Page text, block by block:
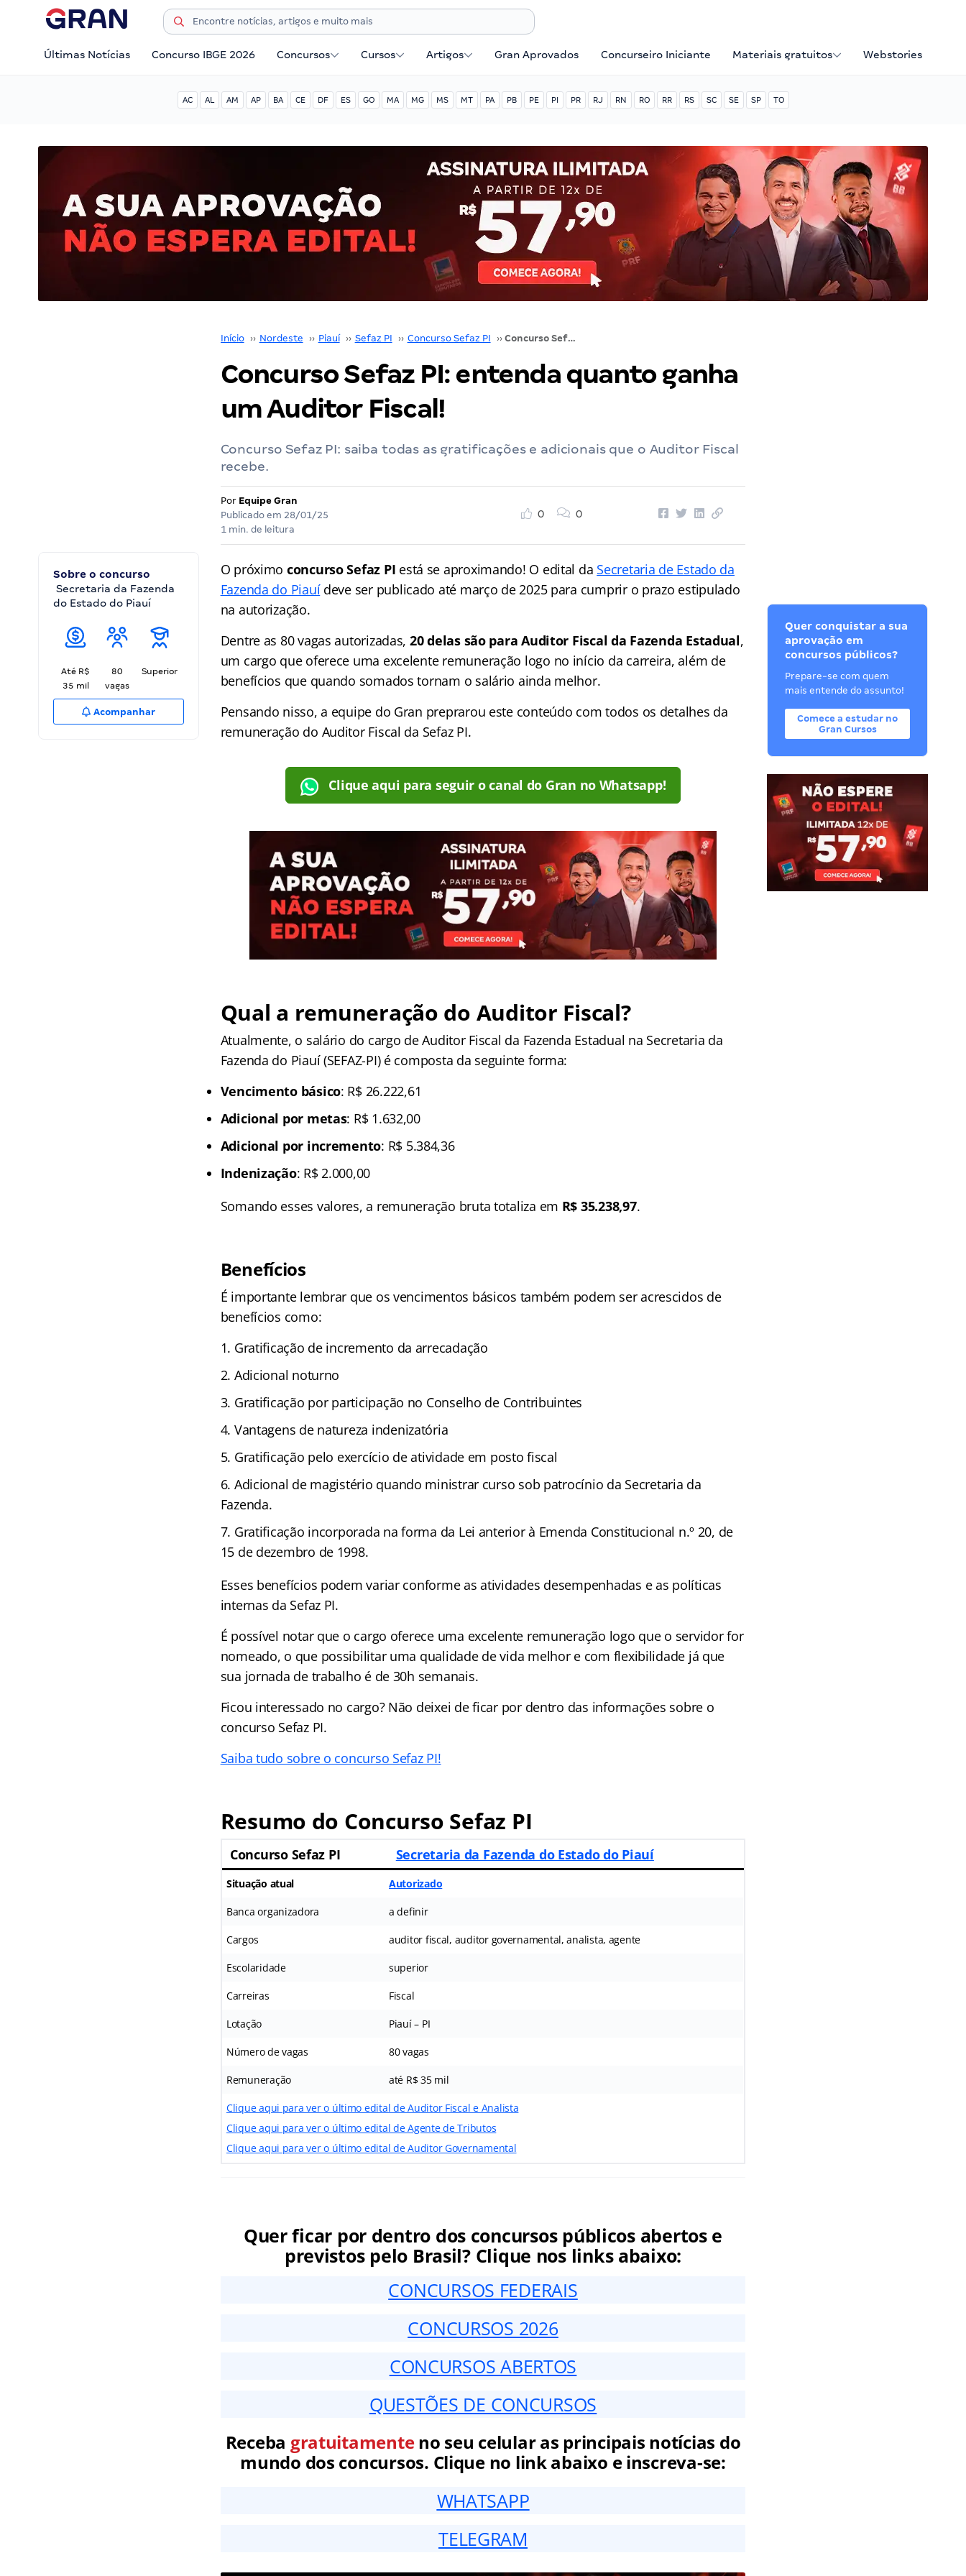
Últimas Notícias Concurso IBGE 2026 Concursos Cursos Artigos Gran Aprovados Concurseiro Iniciante Materiais gratuitos Webstories
AC AL AM AP BA CE DF ES GO MA MG MS MT PA PB PE PI PR RJ RN RO RR RS SC SE SP TO
Início ›› Nordeste ›› Piauí ›› Sefaz PI ›› Concurso Sefaz PI ›› Concurso Sefaz PI: entenda quanto ganha um Auditor Fiscal!
Concurso Sefaz PI: entenda quanto ganha
um Auditor Fiscal!
Concurso Sefaz PI: saiba todas as gratificações e adicionais que o Auditor Fiscal
recebe.
Por Equipe Gran
Publicado em 28/01/25
1 min. de leitura
0 0
Sobre o concurso
Secretaria da Fazenda
do Estado do Piauí
Até R$
35 mil
80
vagas
Superior
Acompanhar
O próximo concurso Sefaz PI está se aproximando! O edital da Secretaria de Estado da
Fazenda do Piauídeve ser publicado até março de 2025 para cumprir o prazo estipulado
na autorização.
Dentre as 80 vagas autorizadas, 20 delas são para Auditor Fiscal da Fazenda Estadual,
um cargo que oferece uma excelente remuneração logo no início da carreira, além de
benefícios que quando somados tornam o salário ainda melhor.
Pensando nisso, a equipe do Gran preprarou este conteúdo com todos os detalhes da
remuneração do Auditor Fiscal da Sefaz PI.
Clique aqui para seguir o canal do Gran no Whatsapp!
Qual a remuneração do Auditor Fiscal?
Atualmente, o salário do cargo de Auditor Fiscal da Fazenda Estadual na Secretaria da
Fazenda do Piauí (SEFAZ-PI) é composta da seguinte forma:
Vencimento básico: R$ 26.222,61
Adicional por metas: R$ 1.632,00
Adicional por incremento: R$ 5.384,36
Indenização: R$ 2.000,00
Somando esses valores, a remuneração bruta totaliza em R$ 35.238,97.
Benefícios
É importante lembrar que os vencimentos básicos também podem ser acrescidos de
benefícios como:
Gratificação de incremento da arrecadação
Adicional noturno
Gratificação por participação no Conselho de Contribuintes
Vantagens de natureza indenizatória
Gratificação pelo exercício de atividade em posto fiscal
Adicional de magistério quando ministrar curso sob patrocínio da Secretaria da
Fazenda.
Gratificação incorporada na forma da Lei anterior à Emenda Constitucional n.º 20, de
15 de dezembro de 1998.
Esses benefícios podem variar conforme as atividades desempenhadas e as políticas
internas da Sefaz PI.
É possível notar que o cargo oferece uma excelente remuneração logo que o servidor for
nomeado, o que possibilitar uma qualidade de vida melhor e com flexibilidade já que
sua jornada de trabalho é de 30h semanais.
Ficou interessado no cargo? Não deixei de ficar por dentro das informações sobre o
concurso Sefaz PI.
Saiba tudo sobre o concurso Sefaz PI!
Resumo do Concurso Sefaz PI
Concurso Sefaz PI Secretaria da Fazenda do Estado do Piauí
Situação atual Autorizado
Banca organizadora a definir
Cargos auditor fiscal, auditor governamental, analista, agente
Escolaridade superior
Carreiras Fiscal
Lotação Piauí – PI
Número de vagas 80 vagas
Remuneração até R$ 35 mil
Clique aqui para ver o último edital de Auditor Fiscal e Analista
Clique aqui para ver o último edital de Agente de Tributos
Clique aqui para ver o último edital de Auditor Governamental
Quer ficar por dentro dos concursos públicos abertos e
previstos pelo Brasil? Clique nos links abaixo:
CONCURSOS FEDERAIS
CONCURSOS 2026
CONCURSOS ABERTOS
QUESTÕES DE CONCURSOS
Receba gratuitamenteno seu celular as principais notícias do
mundo dos concursos. Clique no link abaixo e inscreva-se:
WHATSAPP
TELEGRAM
Quer conquistar a sua
aprovação em
concursos públicos?
Prepare-se com quem
mais entende do assunto!
Comece a estudar no
Gran Cursos